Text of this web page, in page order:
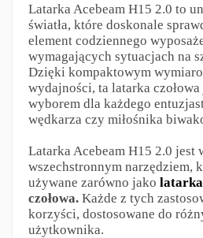
Latarka Acebeam H15 2.0 to
światła, które doskonale
element codziennego
wymagających sytuacjach na
Dzięki kompaktowym
wydajności, ta latarka
wyborem dla każdego
wędkarza czy miłośnika
Latarka Acebeam H15 2.0 jest
wszechstronnym narzędziem,
używane zarówno jako
czołowa. Każde z tych
korzyści, dostosowane do
użytkownika.